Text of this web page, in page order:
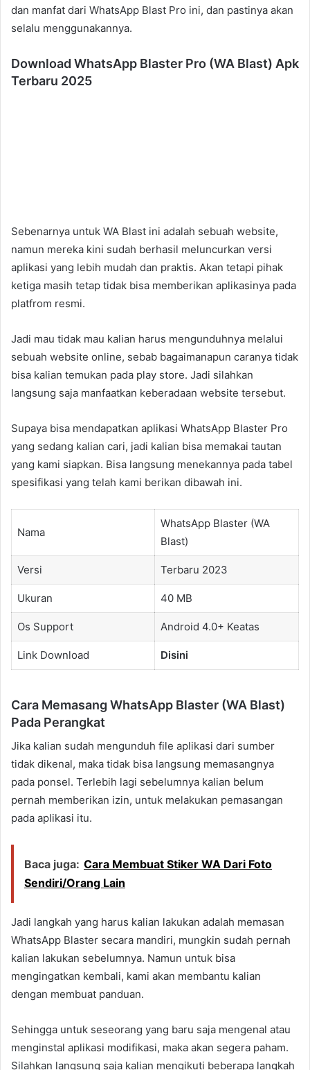
dan manfat dari WhatsApp Blast Pro ini, dan pastinya akan
selalu menggunakannya.
Download WhatsApp Blaster Pro (WA Blast) Apk
Terbaru 2025
Sebenarnya untuk WA Blast ini adalah sebuah website,
namun mereka kini sudah berhasil meluncurkan versi
aplikasi yang lebih mudah dan praktis. Akan tetapi pihak
ketiga masih tetap tidak bisa memberikan aplikasinya pada
platfrom resmi.
Jadi mau tidak mau kalian harus mengunduhnya melalui
sebuah website online, sebab bagaimanapun caranya tidak
bisa kalian temukan pada play store. Jadi silahkan
langsung saja manfaatkan keberadaan website tersebut.
Supaya bisa mendapatkan aplikasi WhatsApp Blaster Pro
yang sedang kalian cari, jadi kalian bisa memakai tautan
yang kami siapkan. Bisa langsung menekannya pada tabel
spesifikasi yang telah kami berikan dibawah ini.
Nama
WhatsApp Blaster (WA
Blast)
Versi Terbaru 2023
Ukuran 40 MB
Os Support Android 4.0+ Keatas
Link Download Disini
Cara Memasang WhatsApp Blaster (WA Blast)
Pada Perangkat
Jika kalian sudah mengunduh file aplikasi dari sumber
tidak dikenal, maka tidak bisa langsung memasangnya
pada ponsel. Terlebih lagi sebelumnya kalian belum
pernah memberikan izin, untuk melakukan pemasangan
pada aplikasi itu.
Baca juga: Cara Membuat Stiker WA Dari Foto
Sendiri/Orang Lain
Jadi langkah yang harus kalian lakukan adalah memasan
WhatsApp Blaster secara mandiri, mungkin sudah pernah
kalian lakukan sebelumnya. Namun untuk bisa
mengingatkan kembali, kami akan membantu kalian
dengan membuat panduan.
Sehingga untuk seseorang yang baru saja mengenal atau
menginstal aplikasi modifikasi, maka akan segera paham.
Silahkan langsung saja kalian mengikuti beberapa langkah